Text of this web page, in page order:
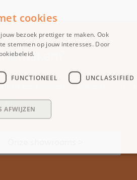
maken?
een proefrit maken? Kom
cookies
bezoek prettiger te maken. Ook
stemmen op jouw interesses. Door
FUNCTIONEEL UNCLASSIFIED
AFWIJZEN